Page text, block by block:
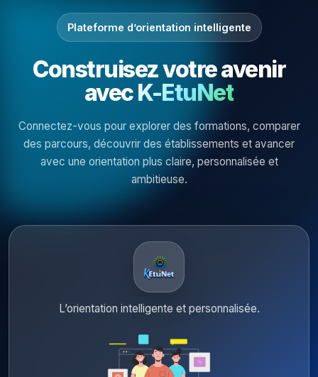
Plateforme d’orientation intelligente
Construisez votre avenir
avecK-EtuNet
Connectez-vous pour explorer des formations, comparer
des parcours, découvrir des établissements et avancer
avec une orientation plus claire, personnalisée et
ambitieuse.
L’orientation intelligente et personnalisée.